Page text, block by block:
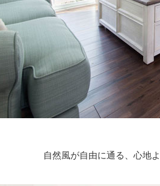
自然風が自由に通る、心地